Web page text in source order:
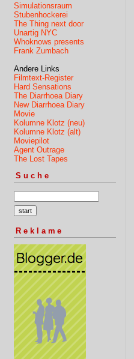
Simulationsraum
Stubenhockerei
The Thing next door
Unartig NYC
Whoknows presents
Frank Zumbach
Andere Links
Filmtext-Register
Hard Sensations
The Diarrhoea Diary
New Diarrhoea Diary
Movie
Kolumne Klotz (neu)
Kolumne Klotz (alt)
Moviepilot
Agent Outrage
The Lost Tapes
Suche
Reklame